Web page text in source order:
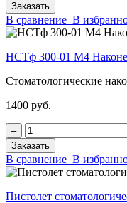
Заказать
В сравнение В
НСТф 300-01 М4
Стоматологические
1400 руб.
‒
Заказать
В сравнение В
Пистолет